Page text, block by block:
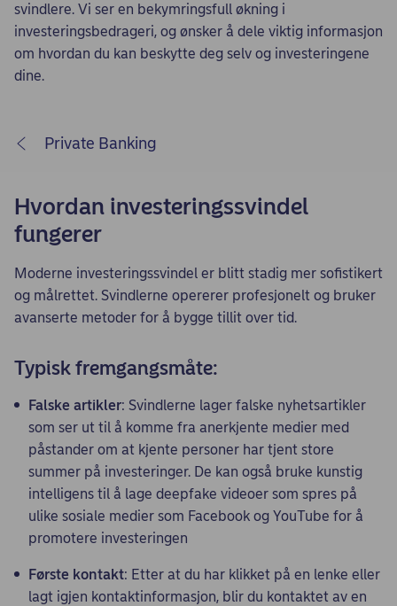
svindlere. Vi ser en bekymringsfull økning i
investeringsbedrageri, og ønsker å dele viktig informasjon
om hvordan du kan beskytte deg selv og investeringene
dine.
Private Banking
Hvordan investeringssvindel
fungerer
Moderne investeringssvindel er blitt stadig mer sofistikert
og målrettet. Svindlerne opererer profesjonelt og bruker
avanserte metoder for å bygge tillit over tid.
Typisk fremgangsmåte:
Falske artikler: Svindlerne lager falske nyhetsartikler
som ser ut til å komme fra anerkjente medier med
påstander om at kjente personer har tjent store
summer på investeringer. De kan også bruke kunstig
intelligens til å lage deepfake videoer som spres på
ulike sosiale medier som Facebook og YouTube for å
promotere investeringen
Første kontakt: Etter at du har klikket på en lenke eller
lagt igjen kontaktinformasjon, blir du kontaktet av en